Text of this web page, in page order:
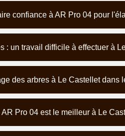
confiance à AR Pro 04 pour
: un travail difficile à effectuer à
des arbres à Le Castellet dans
Pro 04 est le meilleur à Le